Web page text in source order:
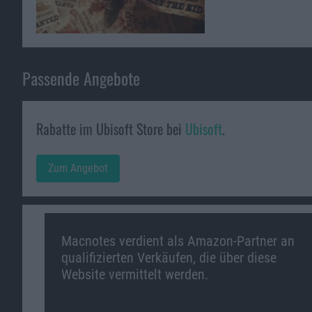
Passende Angebote
Rabatte im Ubisoft Store bei Ubisoft.
Zum Angebot
Macnotes verdient als Amazon-Partner an
qualifizierten Verkäufen, die über diese
Website vermittelt werden.